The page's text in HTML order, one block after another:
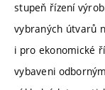
stupeň řízení
vybraných útvarů
i pro ekonomické
vybaveni